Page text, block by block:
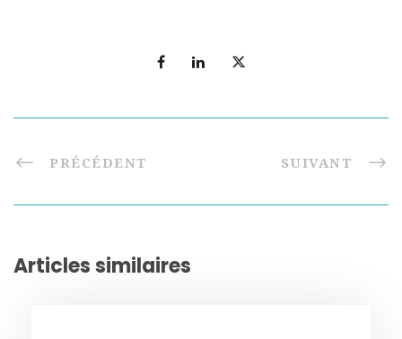
PRÉCÉDENT SUIVANT
Articles similaires